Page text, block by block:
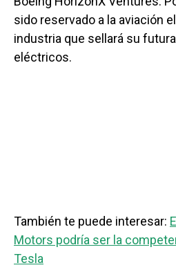
sido reservado a la aviación
industria que sellará su
eléctricos.
También te puede interesar:
Motors podría ser la
Tesla